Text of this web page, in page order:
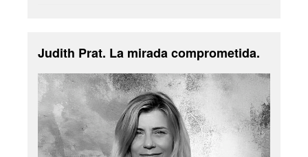
Judith Prat. La mirada comprometida.